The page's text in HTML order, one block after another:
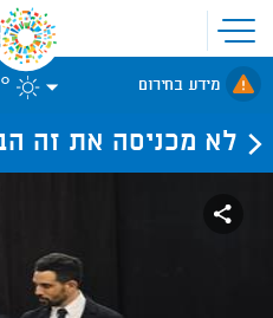
פתיחת
תפריט
אתר
לאתר
תל-אביב
מידע בחירום
לא מכניסה את זה